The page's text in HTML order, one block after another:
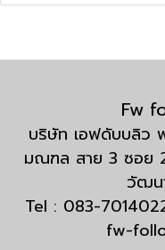
Fw
บริษัท เอฟดับบลิว
มณฑล สาย 3 ซอย
วัฒน
Tel : 083-
fw-